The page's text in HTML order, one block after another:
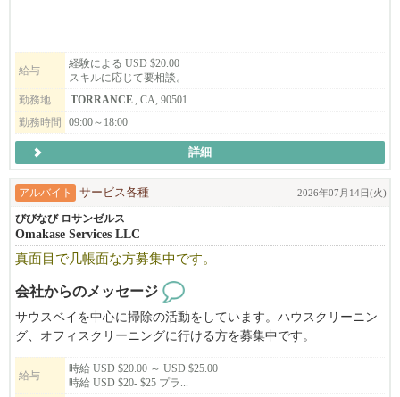
給与
経験による USD $20.00
スキルに応じて要相談。
勤務地
TORRANCE , CA, 90501
勤務時間
09:00～18:00
詳細
アルバイト サービス各種 2026年07月14日(火)
びびなび ロサンゼルス
Omakase Services LLC
真面目で几帳面な方募集中です。
会社からのメッセージ
サウスベイを中心に掃除の活動をしています。ハウスクリーニン
グ、オフィスクリーニングに行ける方を募集中です。
平日の日中はもちろん、週末のお掃除や夕方以降のお掃除もござ
います。
給与
時給 USD $20.00 ～ USD $25.00
時給 USD $20- $25 プラ...